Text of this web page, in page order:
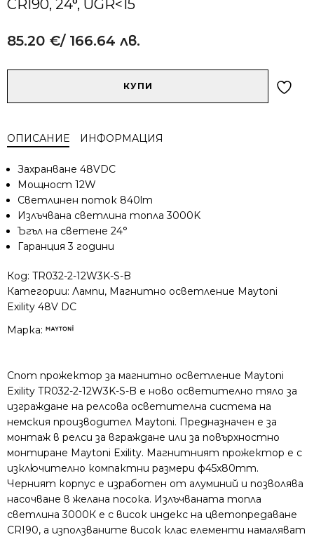
CRI90, 24°, UGR<15
85.20 €/ 166.64 лв.
за
осветление
Maytoni
Exility
TR032-
2-
12W3K-
B
48VDC,
12W,
3000K,
UGR
КУПИ
ОПИСАНИЕ ИНФОРМАЦИЯ
Захранване 48VDC
Мощност 12W
Светлинен поток 840lm
Излъчвана светлина топла 3000K
Ъгъл на светене 24°
Гаранция 3 години
Код: TR032-2-12W3K-S-B
Категории: Лампи, Магнитно осветление Maytoni
Exility 48V DC
Марка:
Спот прожектор за магнитно осветление Maytoni
Exility TR032-2-12W3K-S-B е ново осветително тяло за
изграждане на релсова осветителна система на
немския производител Maytoni. Предназначен е за
монтаж в релси за вграждане или за повърхностно
монтиране Maytoni Exility. Магнитният прожектор е с
изключително компактни размери ф45x80mm.
Черният корпус е изработен от алуминий и позволява
насочване в желана посока. Излъчваната топла
светлина 3000К е с висок индекс на цветопредаване
CRI90, а използваните висок клас елементи намаляват